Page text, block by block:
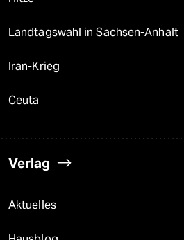
Landtagswahl in Sachsen-Anhalt
Iran-Krieg
Ceuta
Verlag
Aktuelles